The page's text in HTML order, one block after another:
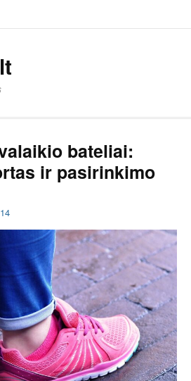
Page
Page
bateliai:
ir pasirinkimo